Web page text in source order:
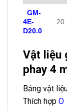
GM-
4E-
D20.0
20
Vật liệu
phay 4
Bảng vật
Thích hợp Ο